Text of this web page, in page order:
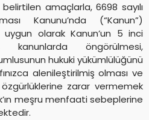
amaçlarla, 6698 sayılı
Kanunu’nda (“Kanun”)
olarak Kanun’un 5 inci
kanunlarda öngörülmesi,
hukuki yükümlülüğünü
alenileştirilmiş olması ve
zarar vermemek
meşru menfaati sebeplerine